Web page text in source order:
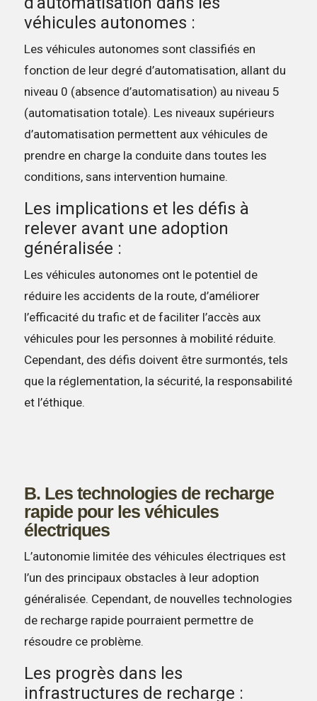
véhicules autonomes :
Les véhicules autonomes sont classifiés en
fonction de leur degré d’automatisation, allant du
niveau 0 (absence d’automatisation) au niveau 5
(automatisation totale). Les niveaux supérieurs
d’automatisation permettent aux véhicules de
prendre en charge la conduite dans toutes les
conditions, sans intervention humaine.
Les implications et les défis à
relever avant une adoption
généralisée :
Les véhicules autonomes ont le potentiel de
réduire les accidents de la route, d’améliorer
l’efficacité du trafic et de faciliter l’accès aux
véhicules pour les personnes à mobilité réduite.
Cependant, des défis doivent être surmontés, tels
que la réglementation, la sécurité, la responsabilité
et l’éthique.
B. Les technologies de recharge
rapide pour les véhicules
électriques
L’autonomie limitée des véhicules électriques est
l’un des principaux obstacles à leur adoption
généralisée. Cependant, de nouvelles technologies
de recharge rapide pourraient permettre de
résoudre ce problème.
Les progrès dans les
infrastructures de recharge :